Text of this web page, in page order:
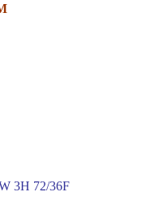
3H 72/36F